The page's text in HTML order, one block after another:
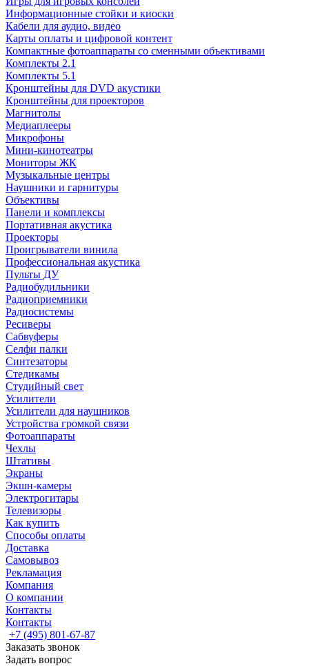
Информационные стойки и киоски
Кабели для аудио, видео
Карты оплаты и цифровой контент
Компактные фотоаппараты со сменными объективами
Комплекты 2.1
Комплекты 5.1
Кронштейны для DVD акустики
Кронштейны для проекторов
Магнитолы
Медиаплееры
Микрофоны
Мини-кинотеатры
Мониторы ЖК
Музыкальные центры
Наушники и гарнитуры
Объективы
Панели и комплексы
Портативная акустика
Проекторы
Проигрыватели винила
Профессиональная акустика
Пульты ДУ
Радиобудильники
Радиоприемники
Радиосистемы
Ресиверы
Сабвуферы
Селфи палки
Синтезаторы
Стедикамы
Студийный свет
Усилители
Усилители для наушников
Устройства громкой связи
Фотоаппараты
Чехлы
Штативы
Экраны
Экшн-камеры
Электрогитары
Телевизоры
Как купить
Способы оплаты
Доставка
Самовывоз
Рекламация
Компания
О компании
Контакты
Контакты
+7 (495) 801-67-87
Заказать звонок
Задать вопрос